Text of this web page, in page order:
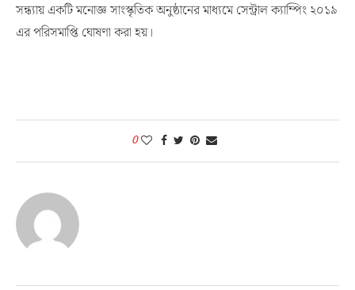
সন্ধ্যায় একটি মনোজ্ঞ সাংস্কৃতিক অনুষ্ঠানের মাধ্যমে সেন্ট্রাল ক্যাম্পিং ২০১৯
এর পরিসমাপ্তি ঘোষণা করা হয়।
0